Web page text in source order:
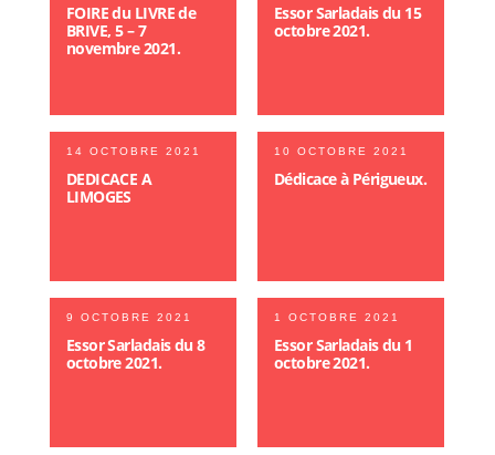
FOIRE du LIVRE de
BRIVE, 5 – 7
novembre 2021.
Essor Sarladais du 15
octobre 2021.
14 OCTOBRE 2021
DEDICACE A
LIMOGES
10 OCTOBRE 2021
Dédicace à Périgueux.
9 OCTOBRE 2021
Essor Sarladais du 8
octobre 2021.
1 OCTOBRE 2021
Essor Sarladais du 1
octobre 2021.